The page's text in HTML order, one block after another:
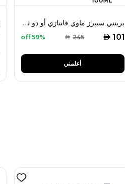
بريتني سبيرز ماوي فانتازي أو دو تواليت 100 مل للنساء
AED 101
AED 245
59% off
أعلمني